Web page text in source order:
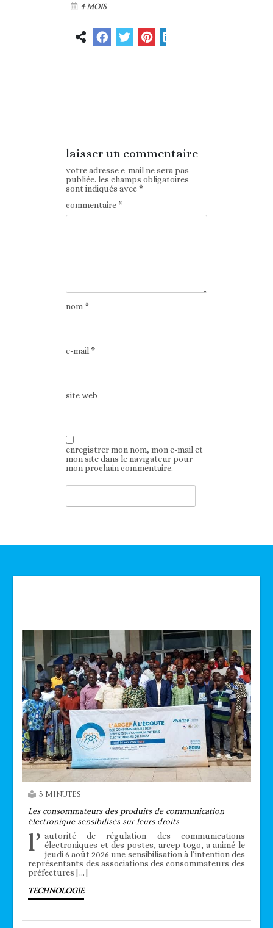
4 MOIS
laisser un commentaire
votre adresse e-mail ne sera pas
publiée. les champs obligatoires
sont indiqués avec*
commentaire*
nom*
e-mail*
site web
enregistrer mon nom, mon e-mail et
mon site dans le navigateur pour
mon prochain commentaire.
3 MINUTES
Les consommateurs des produits de communication
électronique sensibilisés sur leurs droits
l’ autorité de régulation des communications
électroniques et des postes, arcep togo, a animé le
jeudi 6 août 2026 une sensibilisation à l’intention des
représentants des associations des consommateurs des
préfectures […]
TECHNOLOGIE